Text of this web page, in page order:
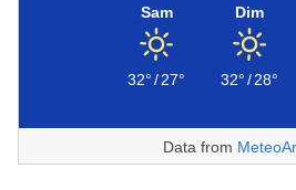
Sam
32°/27°
Dim
32°/28°
Data from